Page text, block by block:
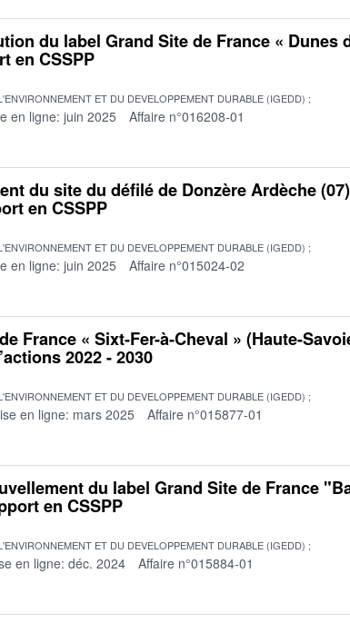
du label Grand Site de France « Dunes
en CSSPP
ET DU DEVELOPPEMENT DURABLE (IGEDD)
en ligne: juin 2025 Affaire n°016208-01
du site du défilé de Donzère Ardèche
en CSSPP
ET DU DEVELOPPEMENT DURABLE (IGEDD)
en ligne: juin 2025 Affaire n°015024-02
France « Sixt-Fer-à-Cheval » (Haute-
2022 - 2030
ET DU DEVELOPPEMENT DURABLE (IGEDD)
en ligne: mars 2025 Affaire n°015877-01
du label Grand Site de France
en CSSPP
ET DU DEVELOPPEMENT DURABLE (IGEDD)
en ligne: déc. 2024 Affaire n°015884-01